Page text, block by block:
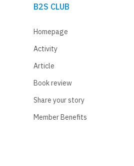
B2S CLUB
Homepage
Activity
Article
Book review
Share your story
Member Benefits